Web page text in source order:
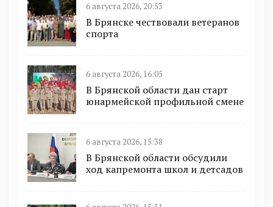
6 августа 2026, 20:53
В Брянске чествовали ветеранов
спорта
6 августа 2026, 16:05
В Брянской области дан старт
юнармейской профильной смене
6 августа 2026, 15:38
В Брянской области обсудили
ход капремонта школ и детсадов